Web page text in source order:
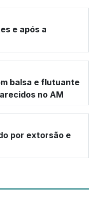
e após a
balsa e flutuante
no AM
por extorsão e